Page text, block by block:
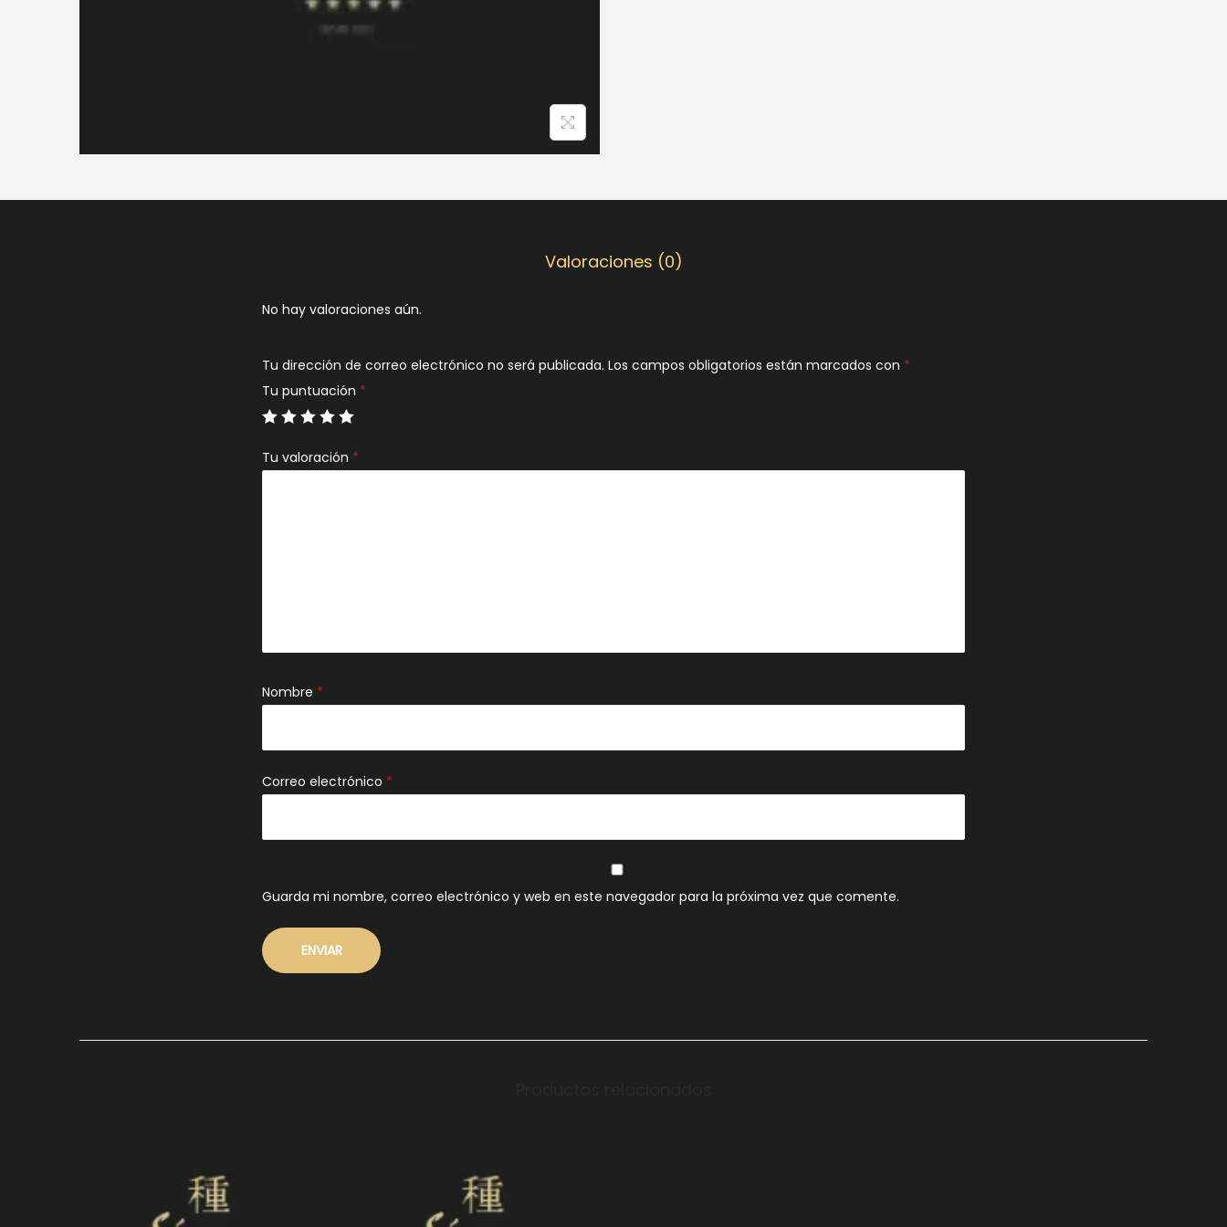
Valoraciones (0)
No hay valoraciones aún.
Tu dirección de correo electrónico no será publicada. Los campos obligatorios están marcados con *
Tu puntuación *
Tu valoración *
Nombre *
Correo electrónico *
Guarda mi nombre, correo electrónico y web en este navegador para la próxima vez que comente.